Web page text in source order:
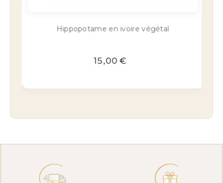
Hérisson en ivoire végétal
15,00€